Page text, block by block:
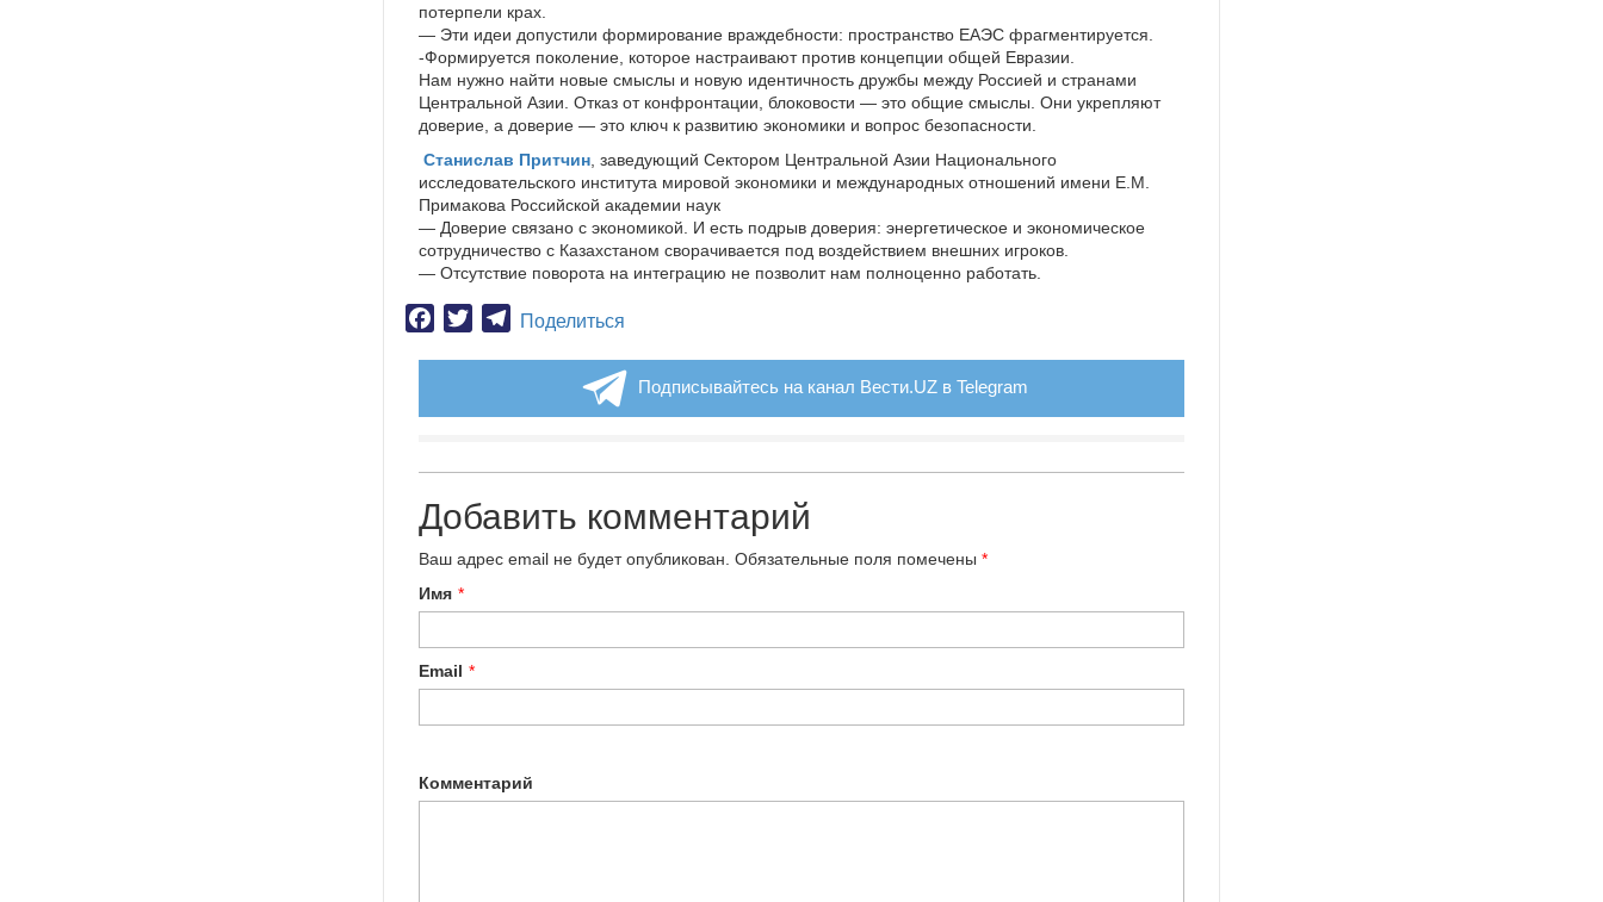
потерпели крах.
— Эти идеи допустили формирование враждебности: пространство ЕАЭС фрагментируется.
-Формируется поколение, которое настраивают против концепции общей Евразии.
Нам нужно найти новые смыслы и новую идентичность дружбы между Россией и странами
Центральной Азии. Отказ от конфронтации, блоковости — это общие смыслы. Они укрепляют
доверие, а доверие — это ключ к развитию экономики и вопрос безопасности.
Станислав Притчин , заведующий Сектором Центральной Азии Национального
исследовательского института мировой экономики и международных отношений имени Е.М.
Примакова Российской академии наук
— Доверие связано с экономикой. И есть подрыв доверия: энергетическое и экономическое
сотрудничество с Казахстаном сворачивается под воздействием внешних игроков.
— Отсутствие поворота на интеграцию не позволит нам полноценно работать.
Facebook
TwitterTelegram
Поделиться
Подписывайтесь на канал Вести.UZ в Telegram
Добавить комментарий
Ваш адрес email не будет опубликован. Обязательные поля помечены *
Имя *
Email *
Комментарий